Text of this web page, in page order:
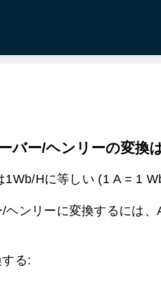
バー/ヘンリーの変換
1Wb/Hに等しい (1 A = 1
ヘンリーに変換するには、
る: